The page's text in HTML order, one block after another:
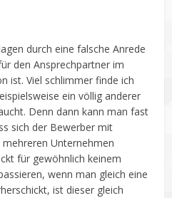
durch eine falsche Anrede
den Ansprechpartner im
ist. Viel schlimmer finde ich
ein völlig anderer
Denn dann kann man fast
sich der Bewerber mit
mehreren Unternehmen
für gewöhnlich keinem
wenn man gleich eine
ist dieser gleich